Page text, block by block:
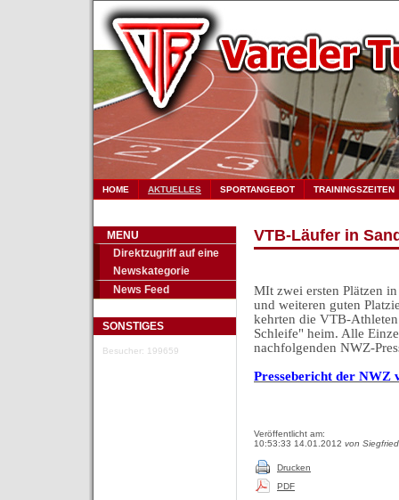
HOME AKTUELLES SPORTANGEBOT TRAININGSZEITEN
MENU
Direktzugriff auf eine
Newskategorie
News Feed
SONSTIGES
Besucher: 199659
VTB-Läufer in
MIt zwei ersten Plätzen
und weiteren guten
kehrten die VTB-
Schleife" heim. Alle
nachfolgenden NWZ-
Pressebericht der NWZ
Veröffentlicht am:
10:53:33 14.01.2012 von
Drucken
PDF